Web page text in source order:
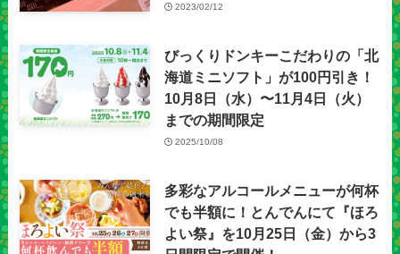
2023/02/12
びっくりドンキーこだわりの「北
海道ミニソフト」が100円引き！
10月8日（水）〜11月4日（火）
までの期間限定
2025/10/08
多彩なアルコールメニューが何杯
でも半額に！とんでんにて『ほろ
よい祭』を10月25日（金）から3